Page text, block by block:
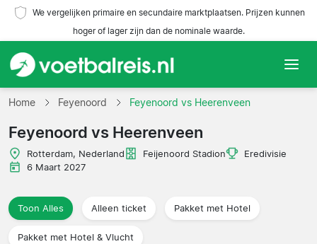
We vergelijken primaire en secundaire marktplaatsen. Prijzen kunnen
hoger of lager zijn dan de nominale waarde.
Home
Teams
Competities
Reisorganisaties
Home Feyenoord Feyenoord vs Heerenveen
Feyenoord vs Heerenveen
Rotterdam, Nederland Feijenoord Stadion
Eredivisie
6 Maart 2027
Toon Alles Alleen ticket Pakket met Hotel
Pakket met Hotel & Vlucht